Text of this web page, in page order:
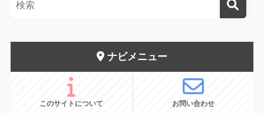
ナビメニュー
このサイトについて お問い合わせ